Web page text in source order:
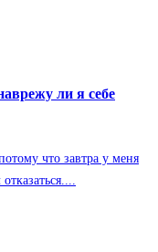
ли я себе
что завтра у меня